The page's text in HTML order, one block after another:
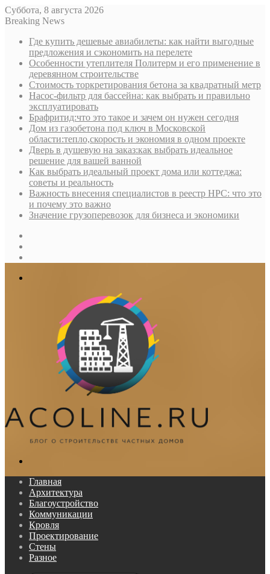
Суббота, 8 августа 2026
Breaking News
Где купить дешевые авиабилеты: как найти выгодные
предложения и сэкономить на перелете
Особенности утеплителя Политерм и его применение в
деревянном строительстве
Стоимость торкретирования бетона за квадратный метр
Насос-фильтр для бассейна: как выбрать и правильно
эксплуатировать
Брафритид:что это такое и зачем он нужен сегодня
Дом из газобетона под ключ в Московской
области:тепло,скорость и экономия в одном проекте
Дверь в душевую на заказ:как выбрать идеальное
решение для вашей ванной
Как выбрать идеальный проект дома или коттеджа:
советы и реальность
Важность внесения специалистов в реестр НРС: что это
и почему это важно
Значение грузоперевозок для бизнеса и экономики
Главная
Архитектура
Благоустройство
Коммуникации
Кровля
Проектирование
Стены
Разное